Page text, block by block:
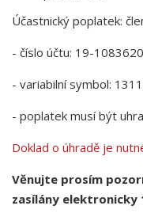
Účastnický poplatek:
- číslo účtu: 19-
- variabilní symbol:
- poplatek musí být
Doklad o úhradě je
Věnujte prosím
zasílány elektronicky